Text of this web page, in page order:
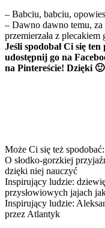
– Babciu, babciu,
– Dawno dawno temu,
przemierzała z
Jeśli spodobał Ci się
udostępnij go na
na Pintereście! Dzięki 🙂
Może Ci się też spodobać:
O słodko-gorzkiej
dzięki niej nauczyć
Inspirujący ludzie:
przysłowiowych jajach
Inspirujący ludzie:
przez Atlantyk